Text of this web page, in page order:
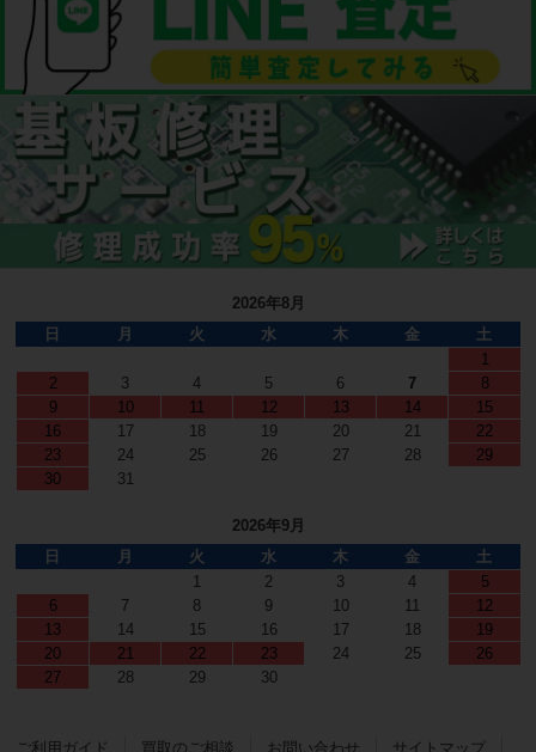
2026年8月
日
月 火 水 木 金
土
1
2
3 4 5 6 7
8
9
10 11 12 13 14
15
16
17 18 19 20 21
22
23
24 25 26 27 28
29
30
31
2026年9月
日
月 火 水 木 金
土
1
2 3 4
5
6
7 8 9 10 11
12
13
14 15 16 17 18
19
20
21 22 23 24 25
26
27
28 29 30
ご利用ガイド 買取のご相談 お問い合わせ サイトマップ